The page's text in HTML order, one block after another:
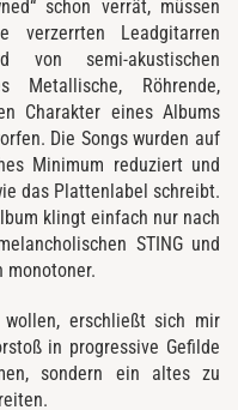
schon verrät, müssen
Leadgitarren
von semi-akustischen
Metallische, Röhrende,
Charakter eines Albums
Die Songs wurden auf
Minimum reduziert und
das Plattenlabel schreibt.
klingt einfach nur nach
STING und
monotoner.
wollen, erschließt sich mir
in progressive Gefilde
sondern ein altes zu